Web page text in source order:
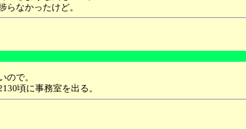
なかったけど。
で。
頃に事務室を出る。